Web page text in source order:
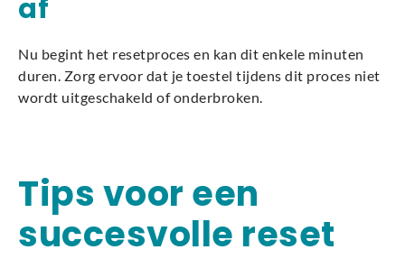
af
Nu begint het resetproces en kan dit enkele minuten
duren. Zorg ervoor dat je toestel tijdens dit proces niet
wordt uitgeschakeld of onderbroken.
Tips voor een
succesvolle reset